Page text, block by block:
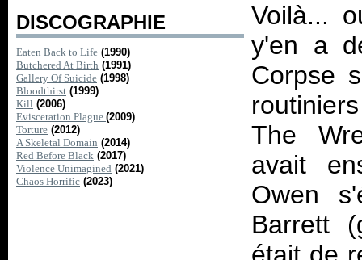
DISCOGRAPHIE
Eaten Back to Life (1990)
Butchered At Birth (1991)
Gallery Of Suicide (1998)
Bloodthirst (1999)
Kill (2006)
Evisceration Plague (2009)
Torture (2012)
A Skeletal Domain (2014)
Red Before Black (2017)
Violence Unimagined (2021)
Chaos Horrific (2023)
Voilà...
y'en a
Corpse
The
avait
Owen
Barrett